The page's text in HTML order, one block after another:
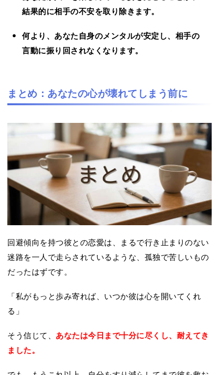
結果的に相手の不安を取り除きます。
何より、あなた自身のメンタルが安定し、相手の
言動に振り回されなくなります。
まとめ：あなたの心が壊れてしまう前に
回避傾向を持つ彼との恋愛は、まるで行き止まりのない
迷路を一人で走らされているような、孤独で苦しいもの
だったはずです。
「私がもっと歩み寄れば、いつか彼は心を開いてくれ
る」
そう信じて、 あなたは今日まで十分に尽くし、耐えてき
ました。